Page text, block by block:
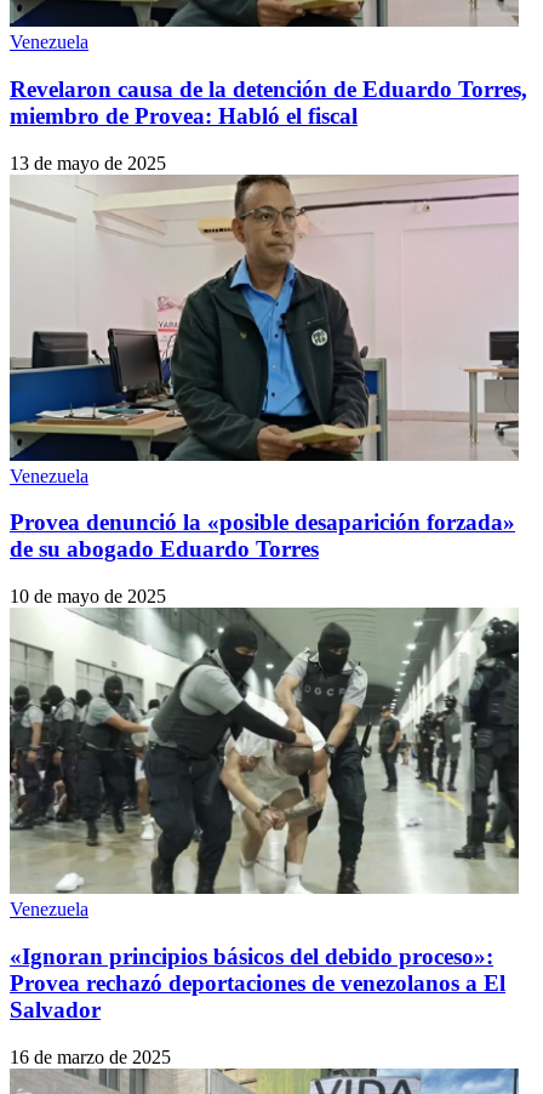
Venezuela
Revelaron causa de la detención de Eduardo Torres,
miembro de Provea: Habló el fiscal
13 de mayo de 2025
Venezuela
Provea denunció la «posible desaparición forzada»
de su abogado Eduardo Torres
10 de mayo de 2025
Venezuela
«Ignoran principios básicos del debido proceso»:
Provea rechazó deportaciones de venezolanos a El
Salvador
16 de marzo de 2025